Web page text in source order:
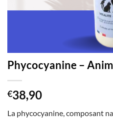
Phycocyanine –
€38,90
La phycocyanine, composant